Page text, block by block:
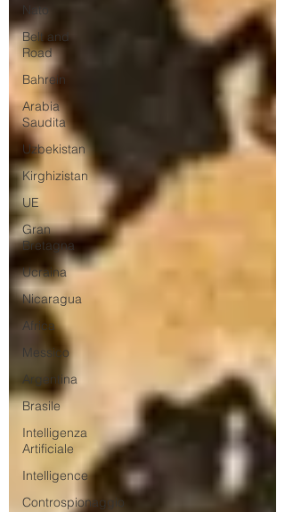
Nato
Belt and
Road
Bahrein
Arabia
Saudita
Uzbekistan
Kirghizistan
UE
Gran
Bretagna
Ucraina
Nicaragua
Africa
Messico
Argentina
Brasile
Intelligenza
Artificiale
Intelligence
Controspionaggio